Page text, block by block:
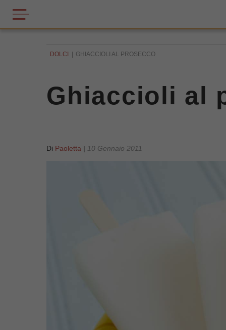
DOLCI GHIACCIOLI AL PROSECCO
Ghiaccioli al
Di Paoletta | 10 Gennaio 2011